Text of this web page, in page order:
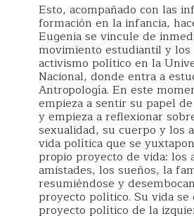
Esto, acompañado con las
formación en la infancia,
Eugenia se vincule de
movimiento estudiantil y los
activismo político en la
Nacional, donde entra a
Antropología. En este
empieza a sentir su papel
y empieza a reflexionar
sexualidad, su cuerpo y los
vida política que se
propio proyecto de vida: los
amistades, los sueños, la
resumiéndose y
proyecto político. Su vida
proyecto político de la